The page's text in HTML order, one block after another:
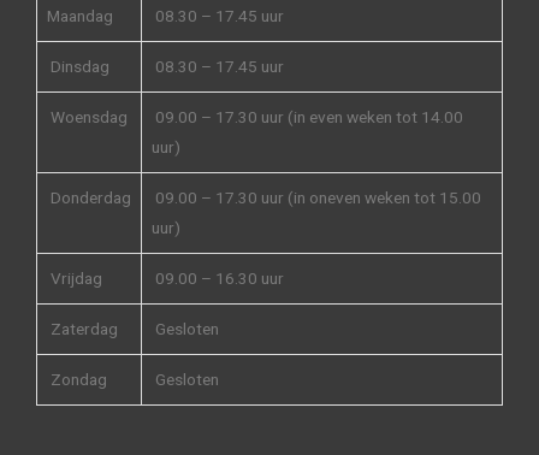
Maandag 08.30 – 17.45 uur
Dinsdag 08.30 – 17.45 uur
Woensdag
09.00 – 17.30 uur (in even weken tot 14.00
uur)
Donderdag
09.00 – 17.30 uur (in oneven weken tot 15.00
uur)
Vrijdag 09.00 – 16.30 uur
Zaterdag Gesloten
Zondag Gesloten